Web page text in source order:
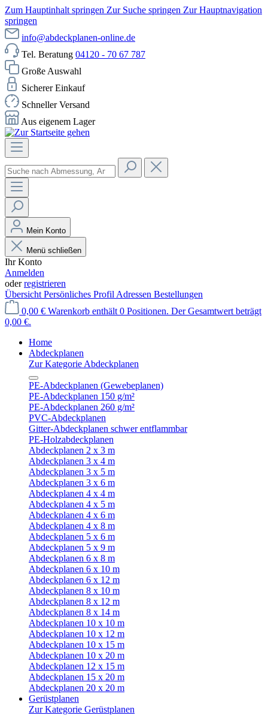
Zum Hauptinhalt springen Zur Suche springen Zur Hauptnavigation
springen
info@abdeckplanen-online.de
Tel. Beratung 04120 - 70 67 787
Große Auswahl
Sicherer Einkauf
Schneller Versand
Aus eigenem Lager
Mein Konto
Menü schließen
Ihr Konto
Anmelden
oderregistrieren
Übersicht Persönliches Profil Adressen Bestellungen
0,00 € Warenkorb enthält 0 Positionen. Der Gesamtwert beträgt
0,00 €.
Home
Abdeckplanen
Zur Kategorie Abdeckplanen
PE-Abdeckplanen (Gewebeplanen)
PE-Abdeckplanen 150 g/m²
PE-Abdeckplanen 260 g/m²
PVC-Abdeckplanen
Gitter-Abdeckplanen schwer entflammbar
PE-Holzabdeckplanen
Abdeckplanen 2 x 3 m
Abdeckplanen 3 x 4 m
Abdeckplanen 3 x 5 m
Abdeckplanen 3 x 6 m
Abdeckplanen 4 x 4 m
Abdeckplanen 4 x 5 m
Abdeckplanen 4 x 6 m
Abdeckplanen 4 x 8 m
Abdeckplanen 5 x 6 m
Abdeckplanen 5 x 9 m
Abdeckplanen 6 x 8 m
Abdeckplanen 6 x 10 m
Abdeckplanen 6 x 12 m
Abdeckplanen 8 x 10 m
Abdeckplanen 8 x 12 m
Abdeckplanen 8 x 14 m
Abdeckplanen 10 x 10 m
Abdeckplanen 10 x 12 m
Abdeckplanen 10 x 15 m
Abdeckplanen 10 x 20 m
Abdeckplanen 12 x 15 m
Abdeckplanen 15 x 20 m
Abdeckplanen 20 x 20 m
Gerüstplanen
Zur Kategorie Gerüstplanen